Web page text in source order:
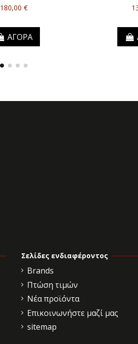
180,00 €
ΑΓΟΡΑ
Σελίδες ενδιαφέροντος
Brands
Πτώση τιμών
Νέα προϊόντα
Επικοινωνήστε μαζί μας
sitemap